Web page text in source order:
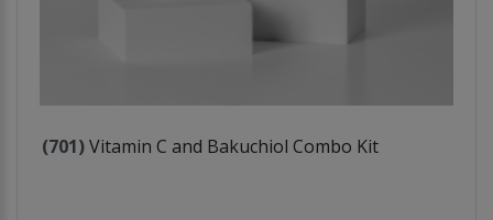
(701)Vitamin C and Bakuchiol Combo Kit